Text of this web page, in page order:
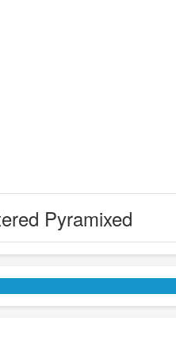
Pyramixed